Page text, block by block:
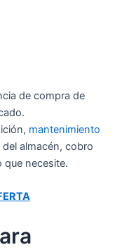
de compra de
mantenimiento
almacén, cobro
que necesite.